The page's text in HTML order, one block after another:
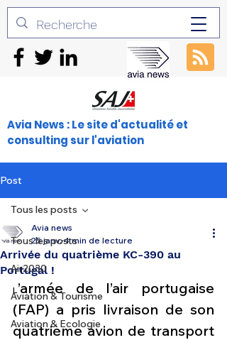
Avia News : Le site d'actualité et
consulting sur l'aviation
Post
Tous les posts
Air2030
Aviation & Tourisme
Aviation & Ecologie
Tous les posts
Arrivée du quatrième KC-390 au
Portugal !
Avia news
25 janv. 4 min de lecture
L’armée de l’air portugaise
(FAP) a pris livraison de son
quatrième avion de transport